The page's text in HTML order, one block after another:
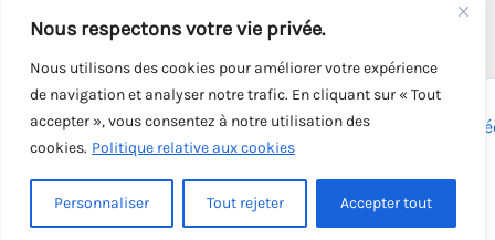
Nous respectons votre vie privée.
Nous utilisons des cookies pour améliorer votre expérience
de navigation et analyser notre trafic. En cliquant sur « Tout
accepter », vous consentez à notre utilisation des
cookies. Politique relative aux cookies
Personnaliser Tout rejeter Accepter tout
Copyright © 2026 - Tous droits réservés - | Webmaster
Solution